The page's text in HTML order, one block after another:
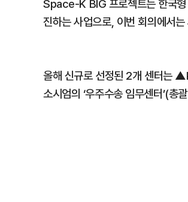
Space-K BIG 프로젝트는 한국형
진하는 사업으로, 이번 회의에서
올해 신규로 선정된 2개 센터는
소시엄의 ‘우주수송 임무센터’(총